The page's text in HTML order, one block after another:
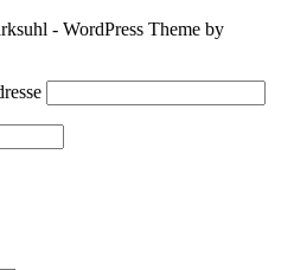
- WordPress Theme by